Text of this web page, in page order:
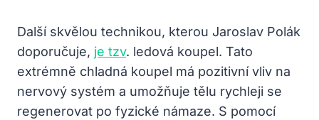
Další skvělou ‌technikou, kterou Jaroslav Polák
doporučuje, je tzv. ledová ‌koupel. Tato
extrémně chladná koupel má pozitivní vliv ‍na
nervový systém a​ umožňuje ⁤tělu rychleji se
regenerovat ‌po fyzické námaze. S⁣ pomocí